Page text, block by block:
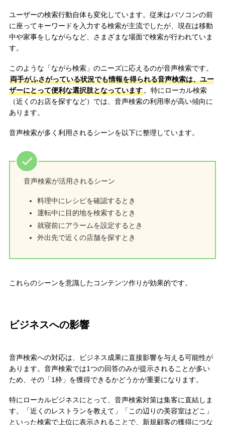
ユーザーの検索行動自体も変化しています。従来はパソコンの前
に座ってキーワードを入力する検索が主流でしたが、現在は移動
中や家事をしながらなど、さまざまな場面で検索が行われていま
す。
このような「ながら検索」のニーズに応えるのが音声検索です。
両手がふさがっている状況でも情報を得られる音声検索は、ユー
ザーにとって便利な選択肢となっています。特にローカル検索
（近くのお店を探すなど）では、音声検索の利用率が高い傾向に
あります。
音声検索が多く利用されるシーンを以下に整理しています。
音声検索が活用されるシーン
料理中にレシピを確認するとき
運転中に目的地を検索するとき
就寝前にアラームを設定するとき
外出先で近くの店舗を探すとき
これらのシーンを意識したコンテンツ作りが効果的です。
ビジネスへの影響
音声検索への対応は、ビジネス成果に直接影響を与える可能性が
あります。音声検索では1つの回答のみが提示されることが多い
ため、その「1枠」を獲得できるかどうかが重要になります。
特にローカルビジネスにとって、音声検索対策は集客に直結しま
す。「近くのレストランを教えて」「この辺りの美容室はどこ」
といった検索で上位に表示されることで、新規顧客の獲得につな